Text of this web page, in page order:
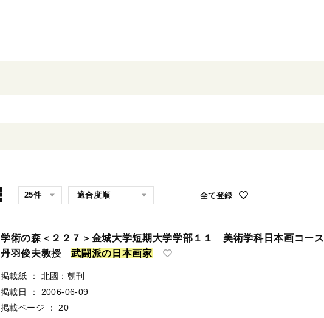
全て登録
学術の森＜２２７＞金城大学短期大学学部１１ 美術学科日本画コース
丹羽俊夫教授武闘派の 日 本画家
掲載紙 ：
北國：朝刊
掲載日
：
2006-06-09
掲載ページ
：
20